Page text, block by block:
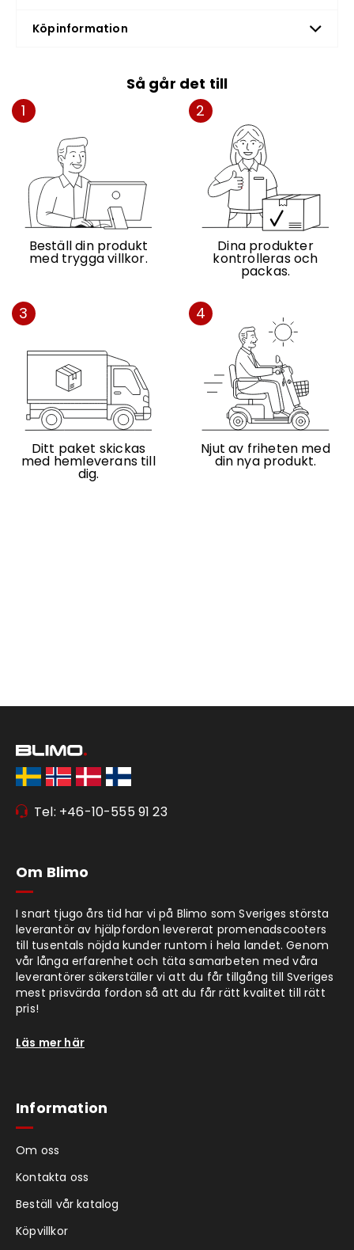
Köpinformation
Så går det till
1
Beställ din produkt
med trygga villkor.
2
Dina produkter
kontrolleras och
packas.
3
Ditt paket skickas
med hemleverans till
dig.
4
Njut av friheten med
din nya produkt.
Tel: +46-10-555 91 23
Om Blimo
I snart tjugo års tid har vi på Blimo som Sveriges största
leverantör av hjälpfordon levererat promenadscooters
till tusentals nöjda kunder runtom i hela landet. Genom
vår långa erfarenhet och täta samarbeten med våra
leverantörer säkerställer vi att du får tillgång till Sveriges
mest prisvärda fordon så att du får rätt kvalitet till rätt
pris!
Läs mer här
Information
Om oss
Kontakta oss
Beställ vår katalog
Köpvillkor